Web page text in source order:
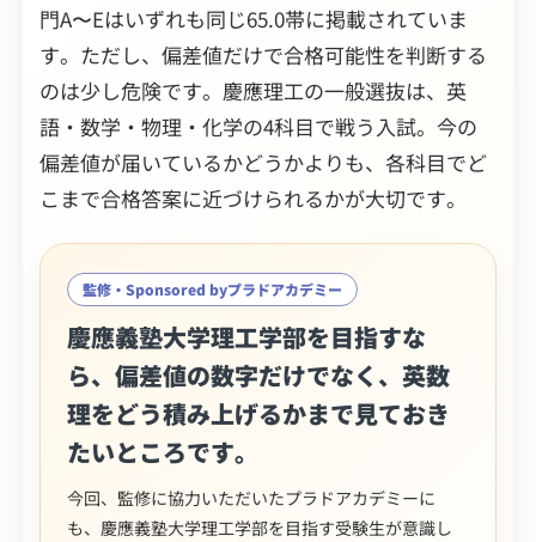
門A〜Eはいずれも同じ65.0帯に掲載されていま
す。ただし、偏差値だけで合格可能性を判断する
のは少し危険です。慶應理工の一般選抜は、英
語・数学・物理・化学の4科目で戦う入試。今の
偏差値が届いているかどうかよりも、各科目でど
こまで合格答案に近づけられるかが大切です。
監修・Sponsored byプラドアカデミー
慶應義塾大学理工学部を目指すな
ら、偏差値の数字だけでなく、英数
理をどう積み上げるかまで見ておき
たいところです。
今回、監修に協力いただいたプラドアカデミーに
も、慶應義塾大学理工学部を目指す受験生が意識し